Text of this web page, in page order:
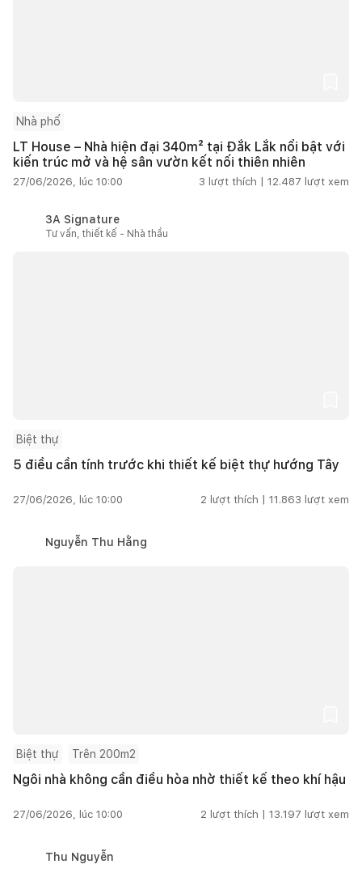
Nhà phố
LT House – Nhà hiện đại 340m² tại Đắk Lắk nổi bật với
kiến trúc mở và hệ sân vườn kết nối thiên nhiên
27/06/2026, lúc 10:00 3 lượt thích | 12.487 lượt xem
3A Signature
Tư vấn, thiết kế - Nhà thầu
Biệt thự
5 điều cần tính trước khi thiết kế biệt thự hướng Tây
27/06/2026, lúc 10:00 2 lượt thích | 11.863 lượt xem
Nguyễn Thu Hằng
Biệt thự Trên 200m2
Ngôi nhà không cần điều hòa nhờ thiết kế theo khí hậu
27/06/2026, lúc 10:00 2 lượt thích | 13.197 lượt xem
Thu Nguyễn